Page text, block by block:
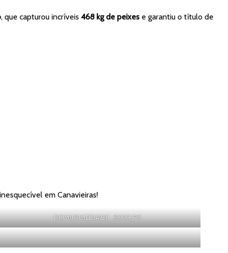
, que capturou incríveis 468 kg de peixes e garantiu o título de
em Canavieiras!
DCIM\101MEDIA\DJI_0603.JPG